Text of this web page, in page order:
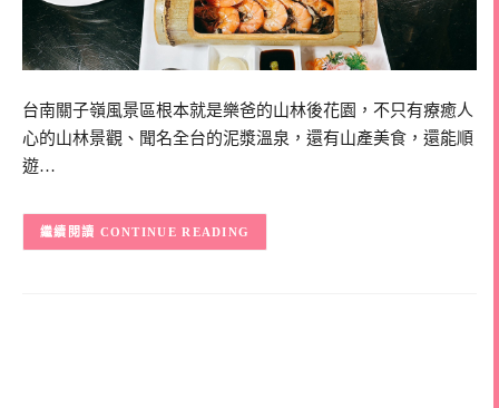
台南關子嶺風景區根本就是樂爸的山林後花園，不只有療癒人
心的山林景觀、聞名全台的泥漿溫泉，還有山產美食，還能順
遊…
CONTINUE READING